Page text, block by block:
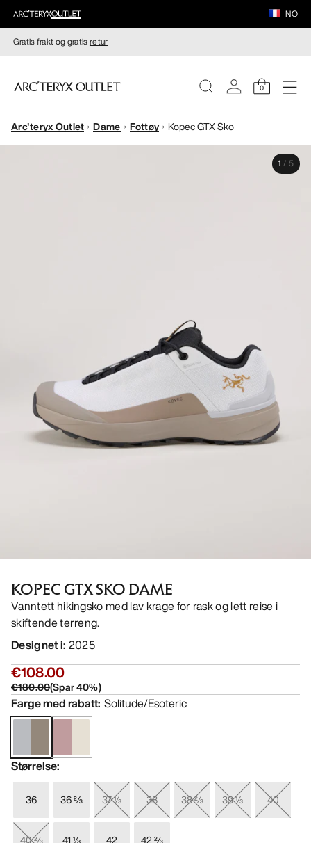
NO
Gratis frakt og gratisretur
0
DAMER
Arc'teryx Outlet Dame Fottøy Kopec GTX Sko
1 / 5
KOPEC GTX SKO DAME
Vanntett hikingsko med lav krage for rask og lett reise i
skiftende terreng.
Designet i: 2025
€108.00
€180.00(Spar40%)
Farge med rabatt: Solitude/Esoteric
Størrelse:
36 36 ⅔ 37 ⅓ 38 38 ⅔ 39 ⅓ 40